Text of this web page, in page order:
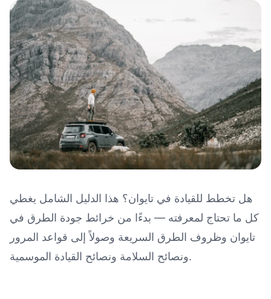
تايوان: خريطة وتقارير جودة الطرق
هل تخطط للقيادة في تايوان؟ هذا الدليل الشامل يغطي
كل ما تحتاج لمعرفته — بدءًا من خرائط جودة الطرق في
تايوان وظروف الطرق السريعة وصولاً إلى قواعد المرور
ونصائح السلامة ونصائح القيادة الموسمية.